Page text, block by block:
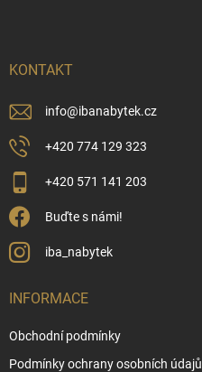
KONTAKT
info@ibanabytek.cz
+420 774 129 323
+420 571 141 203
Buďte s námi!
iba_nabytek
INFORMACE
Obchodní podmínky
Podmínky ochrany osobních údajů